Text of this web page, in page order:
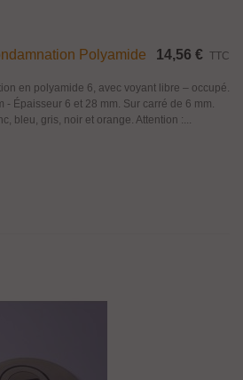
Polyamide 14,56 € TTC
en polyamide 6, avec voyant libre – occupé.
- Épaisseur 6 et 28 mm. Sur carré de 6 mm.
bleu, gris, noir et orange. Attention :...